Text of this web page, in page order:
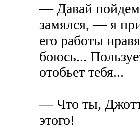
— Давай
замялся, — я
его работы
боюсь...
отобьет тебя...
— Что ты,
этого!